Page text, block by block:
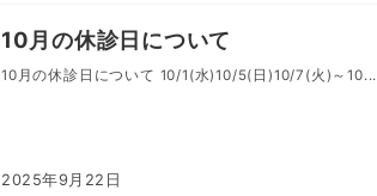
10月の休診日について
10月の休診日について 10/1(水)10/5(日)10/7(火)～10...
2025年9月22日